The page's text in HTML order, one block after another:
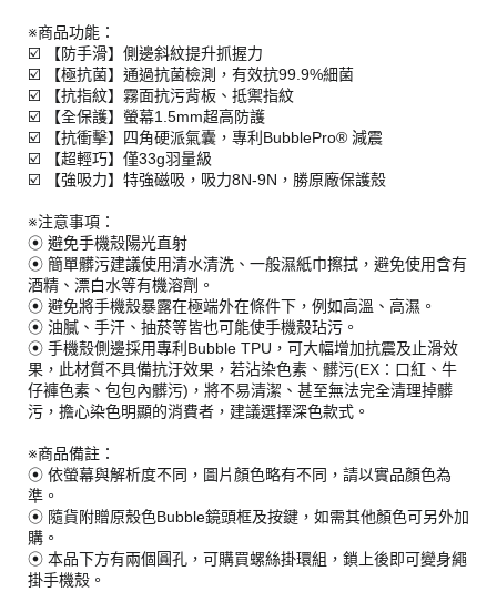
※商品功能：
☑️ 【防手滑】側邊斜紋提升抓握力
☑️ 【極抗菌】通過抗菌檢測，有效抗99.9%細菌
☑️ 【抗指紋】霧面抗污背板、抵禦指紋
☑️ 【全保護】螢幕1.5mm超高防護
☑️ 【抗衝擊】四角硬派氣囊，專利BubblePro® 減震
☑️ 【超輕巧】僅33g羽量級
☑️ 【強吸力】特強磁吸，吸力8N-9N，勝原廠保護殼
※注意事項：
⦿ 避免手機殼陽光直射
⦿ 簡單髒污建議使用清水清洗、一般濕紙巾擦拭，避免使用含有
酒精、漂白水等有機溶劑。
⦿ 避免將手機殼暴露在極端外在條件下，例如高溫、高濕。
⦿ 油膩、手汗、抽菸等皆也可能使手機殼玷污。
⦿ 手機殼側邊採用專利Bubble TPU，可大幅增加抗震及止滑效
果，此材質不具備抗汙效果，若沾染色素、髒污(EX：口紅、牛
仔褲色素、包包內髒污)，將不易清潔、甚至無法完全清理掉髒
污，擔心染色明顯的消費者，建議選擇深色款式。
※商品備註：
⦿ 依螢幕與解析度不同，圖片顏色略有不同，請以實品顏色為
準。
⦿ 隨貨附贈原殼色Bubble鏡頭框及按鍵，如需其他顏色可另外加
購。
⦿ 本品下方有兩個圓孔，可購買螺絲掛環組，鎖上後即可變身繩
掛手機殼。